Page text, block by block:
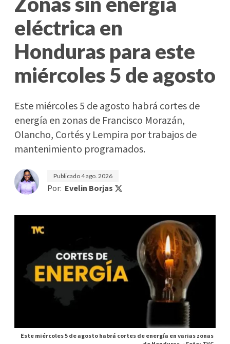
eléctrica en
Honduras para este
miércoles 5 de agosto
Este miércoles 5 de agosto habrá cortes de
energía en zonas de Francisco Morazán,
Olancho, Cortés y Lempira por trabajos de
mantenimiento programados.
Publicado4 ago. 2026
Por: Evelin Borjas
Este miércoles 5 de agosto habrá cortes de energía en varias zonas